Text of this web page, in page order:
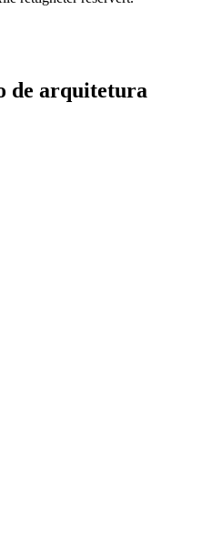
de arquitetura